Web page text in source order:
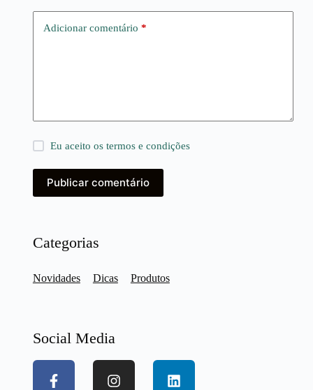
Adicionar comentário *
Eu aceito ostermos e condições
Publicar comentário
Categorias
Novidades Dicas Produtos
Social Media